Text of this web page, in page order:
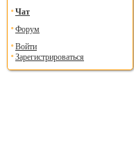
Чат
Форум
Войти
Зарегистрироваться